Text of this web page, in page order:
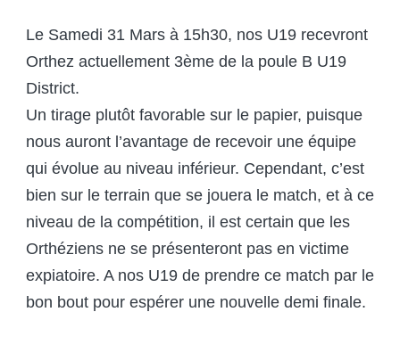
Le Samedi 31 Mars à 15h30, nos U19 recevront
Orthez actuellement 3ème de la poule B U19
District.
Un tirage plutôt favorable sur le papier, puisque
nous auront l’avantage de recevoir une équipe
qui évolue au niveau inférieur. Cependant, c’est
bien sur le terrain que se jouera le match, et à ce
niveau de la compétition, il est certain que les
Orthéziens ne se présenteront pas en victime
expiatoire. A nos U19 de prendre ce match par le
bon bout pour espérer une nouvelle demi finale.